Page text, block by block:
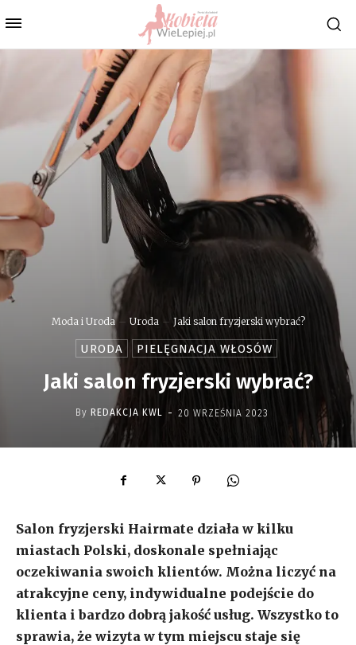
Moda i Uroda Uroda Jaki salon fryzjerski wybrać?
URODA PIELĘGNACJA WŁOSÓW
Jaki salon fryzjerski wybrać?
By REDAKCJA KWL - 20 WRZEŚNIA 2023
Salon fryzjerski Hairmate działa w kilku
miastach Polski, doskonale spełniając
oczekiwania swoich klientów. Można liczyć na
atrakcyjne ceny, indywidualne podejście do
klienta i bardzo dobrą jakość usług. Wszystko to
sprawia, że wizyta w tym miejscu staje się